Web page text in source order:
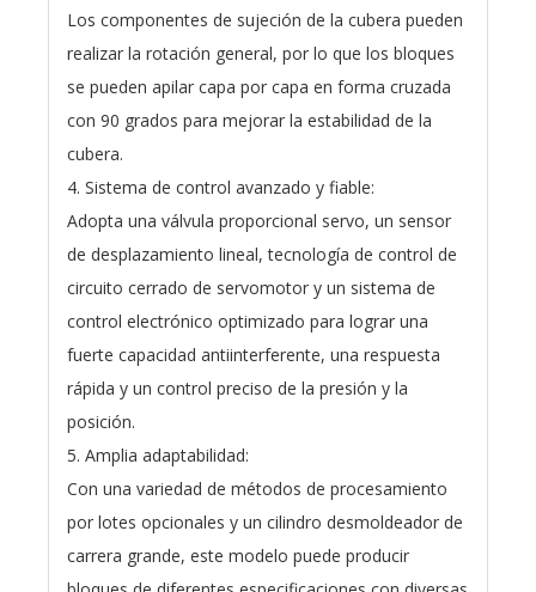
Los componentes de sujeción de la cubera pueden
realizar la rotación general, por lo que los bloques
se pueden apilar capa por capa en forma cruzada
con 90 grados para mejorar la estabilidad de la
cubera.
4. Sistema de control avanzado y fiable:
Adopta una válvula proporcional servo, un sensor
de desplazamiento lineal, tecnología de control de
circuito cerrado de servomotor y un sistema de
control electrónico optimizado para lograr una
fuerte capacidad antiinterferente, una respuesta
rápida y un control preciso de la presión y la
posición.
5. Amplia adaptabilidad:
Con una variedad de métodos de procesamiento
por lotes opcionales y un cilindro desmoldeador de
carrera grande, este modelo puede producir